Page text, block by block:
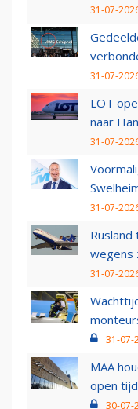
31-07-
31-07-
LOT
naar
31-07-
31-07-
wegens
31-07-
31-07-
MAA
open
30-07-